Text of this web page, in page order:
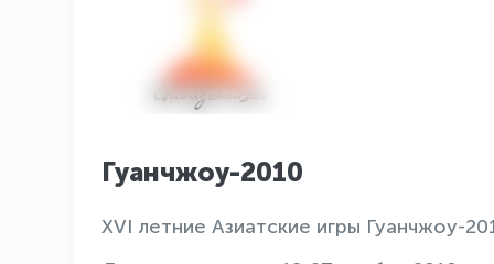
Гуанчжоу-2010
XVI летние Азиатские игры Гуанчжоу-